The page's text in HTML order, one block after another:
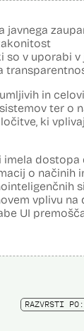
javnega
so v uporabi v
in
ter o
ki
imela dostopa
o načinih
vplivu na
UI
RAZVRSTI PO: